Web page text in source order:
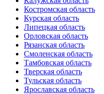
Костромская область
Курская область
Липецкая область
Орловская область
Рязанская область
Смоленская область
Тамбовская область
Тверская область
Тульская область
Ярославская область